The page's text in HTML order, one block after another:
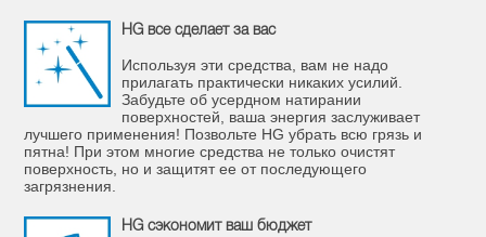
HG все сделает за вас
Используя эти средства, вам не надо
прилагать практически никаких усилий.
Забудьте об усердном натирании
поверхностей, ваша энергия заслуживает
лучшего применения! Позвольте HG убрать всю грязь и
пятна! При этом многие средства не только очистят
поверхность, но и защитят ее от последующего
загрязнения.
HG сэкономит ваш бюджет